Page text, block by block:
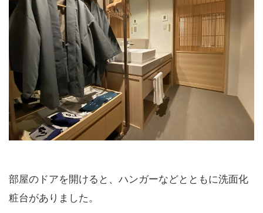
部屋のドアを開けると、ハンガーなどとともに洗面化
粧台がありました。